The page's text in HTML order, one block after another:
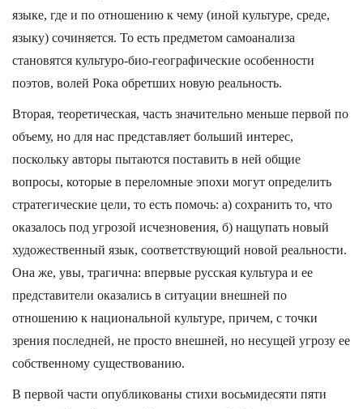
языке, где и по отношению к чему (иной культуре, среде,
языку) сочиняется. То есть предметом самоанализа
становятся культуро-био-географические особенности
поэтов, волей Рока обретших новую реальность.
Вторая, теоретическая, часть значительно меньше первой по
объему, но для нас представляет больший интерес,
поскольку авторы пытаются поставить в ней общие
вопросы, которые в переломные эпохи могут определить
стратегические цели, то есть помочь: а) сохранить то, что
оказалось под угрозой исчезновения, б) нащупать новый
художественный язык, соответствующий новой реальности.
Она же, увы, трагична: впервые русская культура и ее
представители оказались в ситуации внешней по
отношению к национальной культуре, причем, с точки
зрения последней, не просто внешней, но несущей угрозу ее
собственному существованию.
В первой части опубликованы стихи восьмидесяти пяти